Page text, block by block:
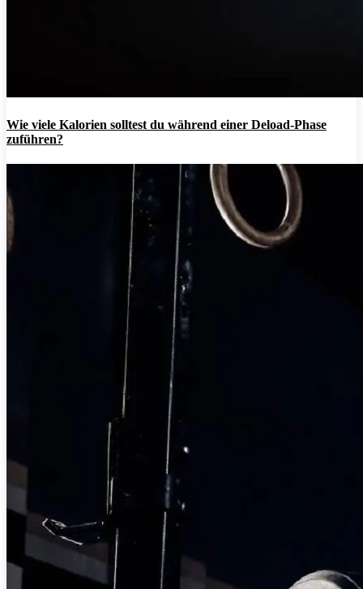
Wie viele Kalorien solltest du während einer Deload-Phase
zuführen?